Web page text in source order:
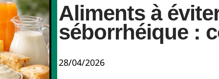
Aliments à
séborrhéique :
28/04/2026